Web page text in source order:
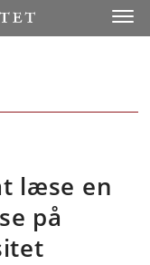
læse en
på